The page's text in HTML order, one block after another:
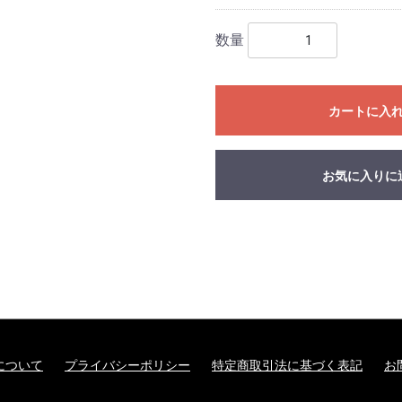
数量
カートに入
お気に入りに
ついて プライバシーポリシー 特定商取引法に基づく表記 お